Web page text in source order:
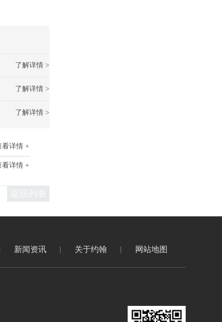
了解详情 >
了解详情 >
了解详情 >
看详情 +
看详情 +
返回列表
新闻资讯 关于约翰 网站地图